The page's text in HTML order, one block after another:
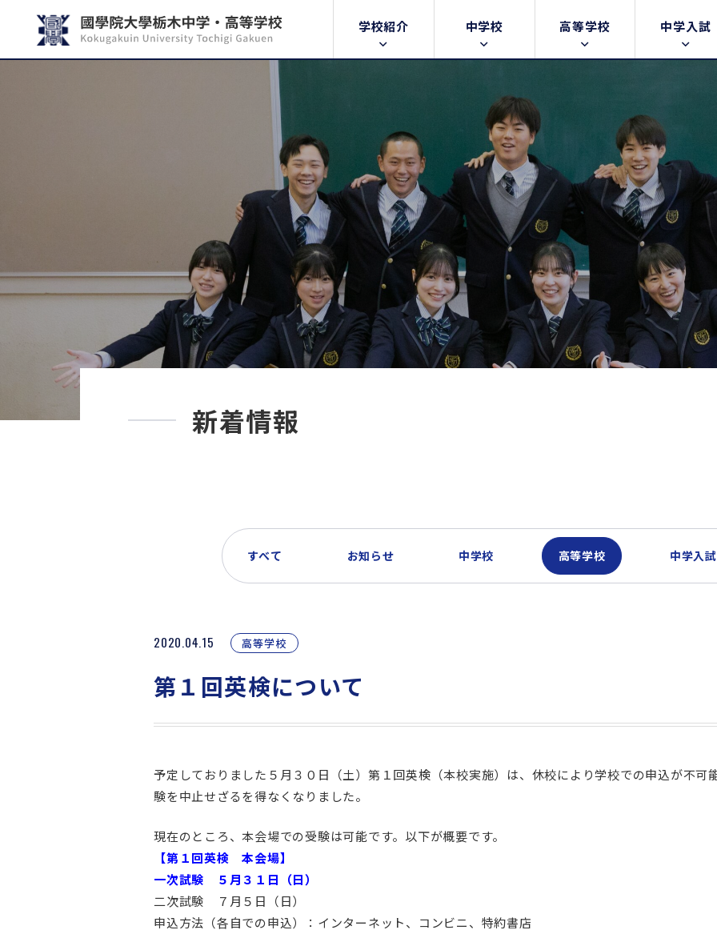
学校紹介 中学校 高等学校 中学入試
新着情報
すべて お知らせ 中学校 高等学校 中学入試
2020.04.15 高等学校
第１回英検について
予定しておりました５月３０日（土）第１回英検（本校実施）は、休校により学校での申込が不可
験を中止せざるを得なくなりました。
現在のところ、本会場での受験は可能です。以下が概要です。
【第１回英検 本会場】
一次試験 ５月３１日（日）
二次試験 ７月５日（日）
申込方法（各自での申込）：インターネット、コンビニ、特約書店